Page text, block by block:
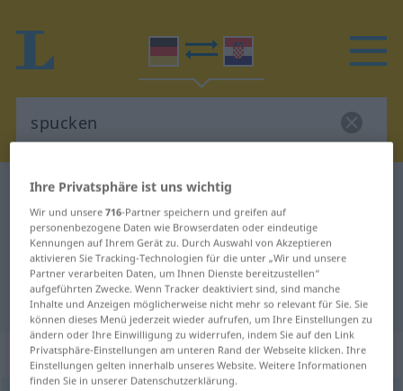
Deutsch-Kroatisch Wörterbuch
Deutsch-Kroatisch Übersetzung für
"spucken"
"spucken" Kroatisch Übersetzung
„spucken“
Ihre Privatsphäre ist uns wichtig
Wir und unsere716-Partner speichern und greifen auf
personenbezogene Daten wie Browserdaten oder eindeutige
Kennungen auf Ihrem Gerät zu. Durch Auswahl von Akzeptieren
aktivieren Sie Tracking-Technologien für die unter „Wir und unsere
Partner verarbeiten Daten, um Ihnen Dienste bereitzustellen“
aufgeführten Zwecke. Wenn Tracker deaktiviert sind, sind manche
Inhalte und Anzeigen möglicherweise nicht mehr so relevant für Sie. Sie
können dieses Menü jederzeit wieder aufrufen, um Ihre Einstellungen zu
ändern oder Ihre Einwilligung zu widerrufen, indem Sie auf den Link
Privatsphäre-Einstellungen am unteren Rand der Webseite klicken. Ihre
Einstellungen gelten innerhalb unseres Website. Weitere Informationen
finden Sie in unserer Datenschutzerklärung.